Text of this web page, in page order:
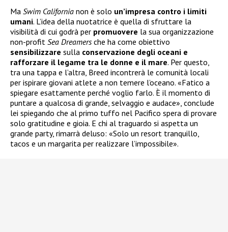
Ma Swim California non è solo un’impresa contro i limiti
umani. L’idea della nuotatrice è quella di sfruttare la
visibilità di cui godrà per promuovere la sua organizzazione
non-profit Sea Dreamersche ha come obiettivo
sensibilizzare sulla conservazione degli oceani e
rafforzare il legame tra le donne e il mare. Per questo,
tra una tappa e l’altra, Breed incontrerà le comunità locali
per ispirare giovani atlete a non temere l’oceano. «Fatico a
spiegare esattamente perché voglio farlo. È il momento di
puntare a qualcosa di grande, selvaggio e audace», conclude
lei spiegando che al primo tuffo nel Pacifico spera di provare
solo gratitudine e gioia. E chi al traguardo si aspetta un
grande party, rimarrà deluso: «Solo un resort tranquillo,
tacos e un margarita per realizzare l’impossibile».